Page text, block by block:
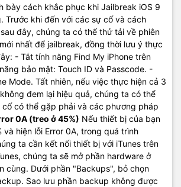
bày cách khắc phục khi Jailbreak iOS 9
Trước khi đến với các sự cố và cách
đây, chúng ta có thể thử tải về phiên
mới nhất để jailbreak, đồng thời lưu ý thực
- Tắt tính năng Find My iPhone trên
bảo mật: Touch ID và Passcode. -
Mode. Tất nhiên, nếu việc thực hiện cả 3
đem lại hiệu quả, chúng ta có thể
có thể gặp phải và các phương pháp
0A (treo ở 45%) Nếu thiết bị của bạn
và hiện lỗi Error 0A, trong quá trình
ta cần kết nối thiết bị với iTunes trên
chúng ta sẽ mở phần hardware ở
cùng. Dưới phần "Backups", bỏ chọn
Sao lưu phần backup không được